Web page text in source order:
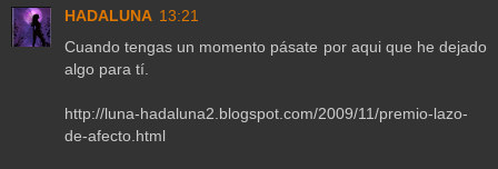
HADALUNA 13:21
Cuando tengas un momento pásate por aqui que he dejado
algo para tí.
http://luna-hadaluna2.blogspot.com/2009/11/premio-lazo-
de-afecto.html